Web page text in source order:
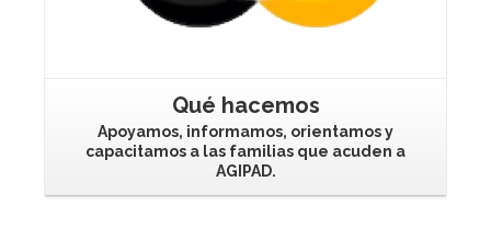
Qué hacemos
Apoyamos, informamos, orientamos y
capacitamos a las familias que acuden a
AGIPAD.